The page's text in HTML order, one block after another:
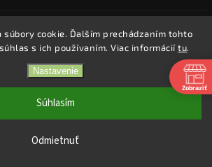
súbory cookie. Ďalším prechádzaním tohto
s ich používaním. Viac informáciítu.
Nastavenie
Odmietnuť
Súhlasím
. Všetky práva vyhradené.
Zobraziť